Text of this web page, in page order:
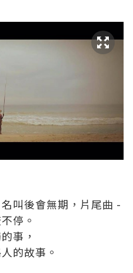
叫後會無期，片尾曲 -
停。
事，
的故事。